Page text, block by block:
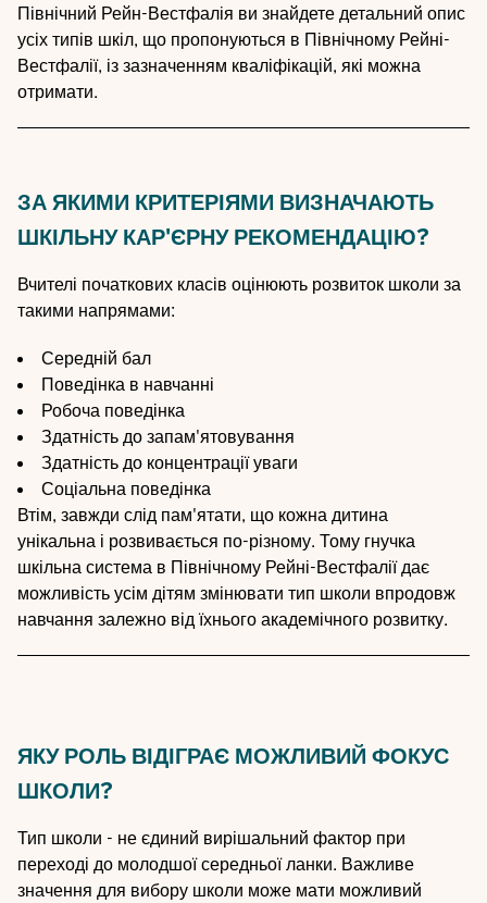
Північний Рейн-Вестфалія ви знайдете детальний опис
усіхтипів шкіл, що пропонуються в Північному Рейні-
Вестфалії, із зазначенням кваліфікацій, які можна
отримати.
ЗА ЯКИМИ КРИТЕРІЯМИ ВИЗНАЧАЮТЬ
ШКІЛЬНУ КАР'ЄРНУ РЕКОМЕНДАЦІЮ?
Вчителі початкових класів оцінюють розвиток школи за
такими напрямами:
Середній бал
Поведінка в навчанні
Робоча поведінка
Здатність до запам'ятовування
Здатність до концентрації уваги
Соціальна поведінка
Втім, завжди слід пам'ятати, що кожна дитина
унікальна і розвивається по-різному. Тому гнучка
шкільна система в Північному Рейні-Вестфалії дає
можливість усім дітям змінювати тип школи впродовж
навчання залежно від їхнього академічного розвитку.
ЯКУ РОЛЬ ВІДІГРАЄ МОЖЛИВИЙ ФОКУС
ШКОЛИ?
Тип школи - не єдиний вирішальний фактор при
переході до молодшої середньої ланки. Важливе
значення для вибору школи може мати можливий